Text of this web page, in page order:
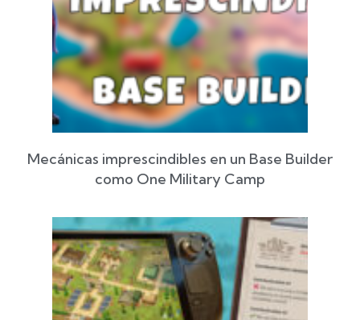
Mecánicas imprescindibles en un Base Builder
como One Military Camp